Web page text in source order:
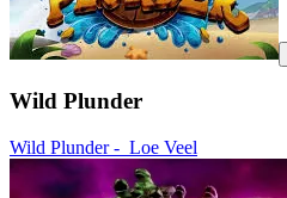
Wild Plunder
Wild Plunder - Loe Veel